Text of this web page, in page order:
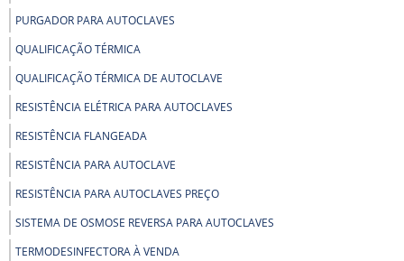
PURGADOR PARA AUTOCLAVES
QUALIFICAÇÃO TÉRMICA
QUALIFICAÇÃO TÉRMICA DE AUTOCLAVE
RESISTÊNCIA ELÉTRICA PARA AUTOCLAVES
RESISTÊNCIA FLANGEADA
RESISTÊNCIA PARA AUTOCLAVE
RESISTÊNCIA PARA AUTOCLAVES PREÇO
SISTEMA DE OSMOSE REVERSA PARA AUTOCLAVES
TERMODESINFECTORA À VENDA